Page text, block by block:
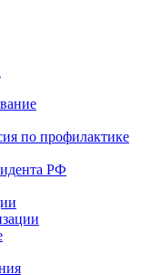
по профилактике
РФ